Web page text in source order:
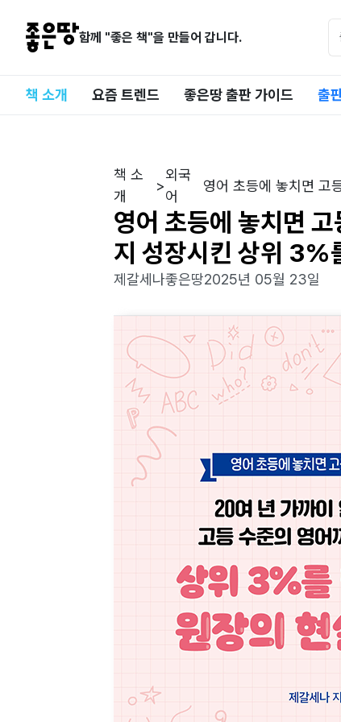
함께 "좋은 책"을 만들어 갑니다.
책 소개 요즘 트렌드 좋은땅 출판 가이드 출
책 소
개
>
외국
어
영어 초등에 놓치면 고
조언!
영어 초등에 놓치면
지 성장시킨 상위 3%
제갈세나좋은땅2025년 05월 23일